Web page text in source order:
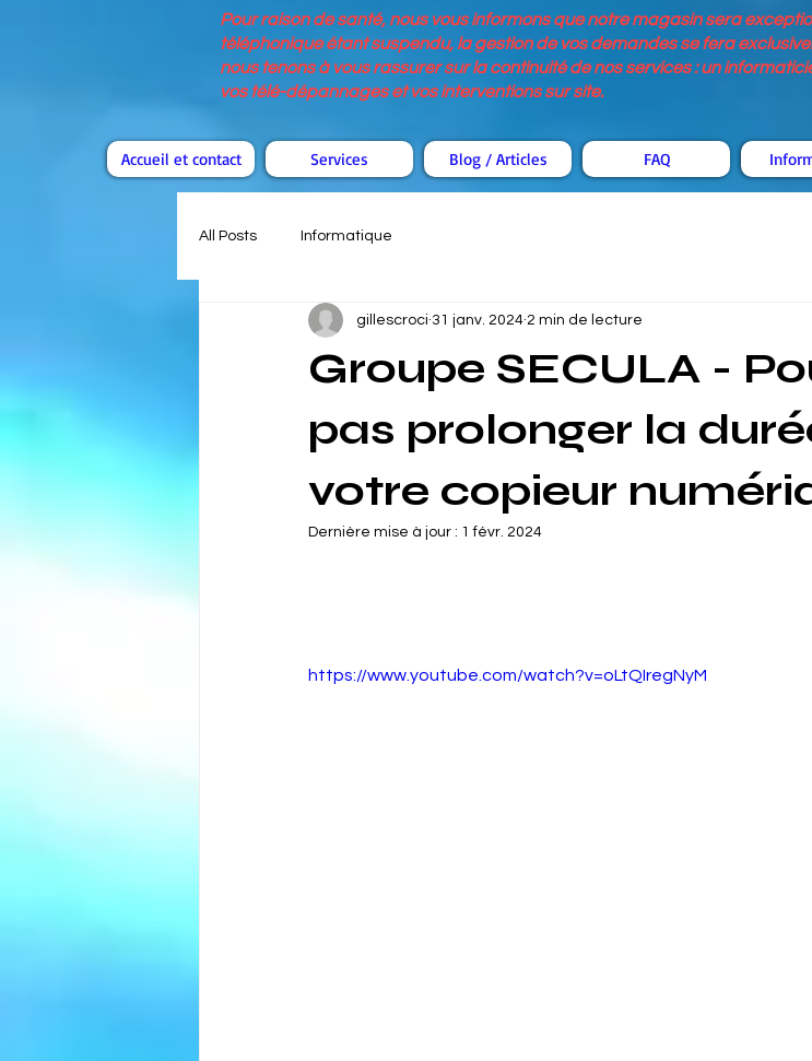
Pour raison de santé, nous vous informons que notre magasin sera
téléphonique étant suspendu, la gestion de vos demandes se fera
nous tenons à vous rassurer sur la continuité de nos services : un
vos télé-dépannages et vos interventions sur site.
Accueil et contact Services Blog / Articles FAQ
All Posts Informatique
Groupe SECULA -
pas prolonger la
votre copieur
gillescroci 31 janv. 2024 2 min de lecture
Dernière mise à jour : 1 févr. 2024
https://www.youtube.com/watch?v=oLtQIregNyM